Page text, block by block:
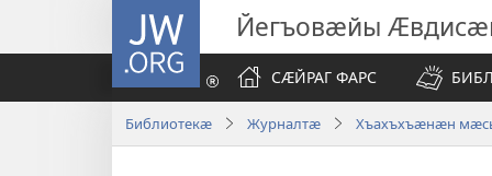
JW.ORG Йегъовӕйы
СӔЙРАГ ФАРС
Библиотекӕ Журналтӕ Хъахъхъӕнӕн